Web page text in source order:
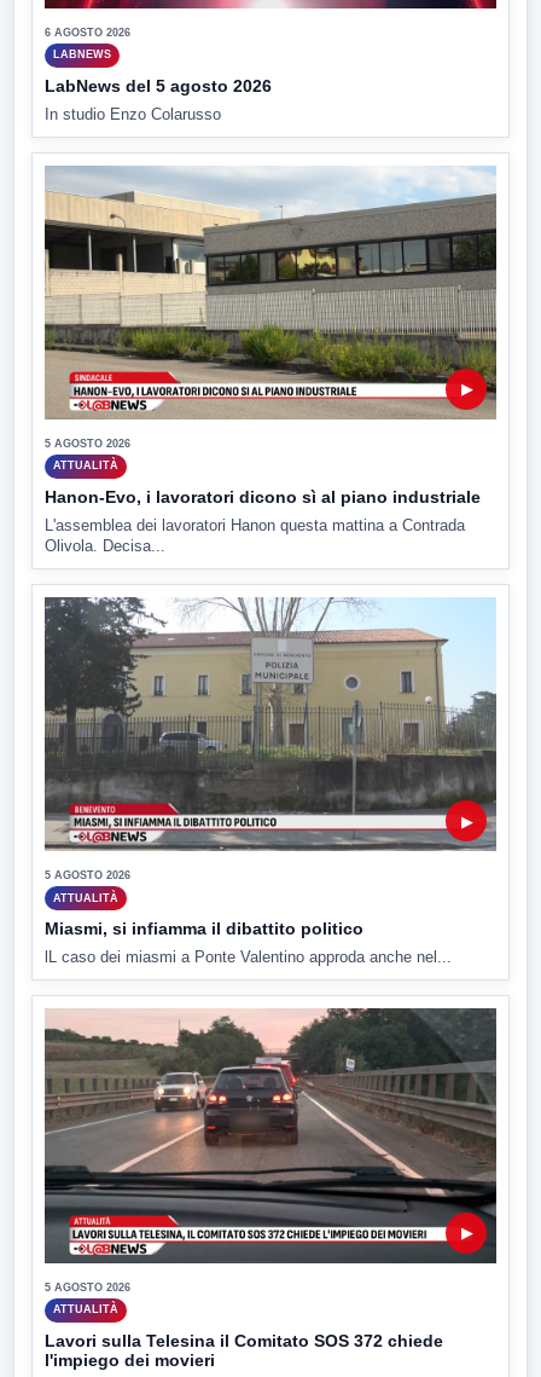
6 AGOSTO 2026
LABNEWS
LabNews del 5 agosto 2026
In studio Enzo Colarusso
▶
5 AGOSTO 2026
ATTUALITÀ
Hanon-Evo, i lavoratori dicono sì al piano industriale
L'assemblea dei lavoratori Hanon questa mattina a Contrada
Olivola. Decisa...
▶
5 AGOSTO 2026
ATTUALITÀ
Miasmi, si infiamma il dibattito politico
lL caso dei miasmi a Ponte Valentino approda anche nel...
▶
5 AGOSTO 2026
ATTUALITÀ
Lavori sulla Telesina il Comitato SOS 372 chiede
l'impiego dei movieri